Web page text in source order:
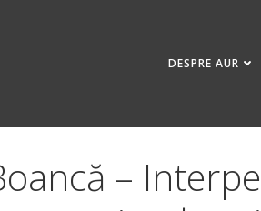
DESPRE AUR
–